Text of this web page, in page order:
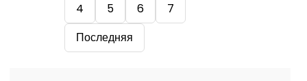
4
5 6
7
Последняя